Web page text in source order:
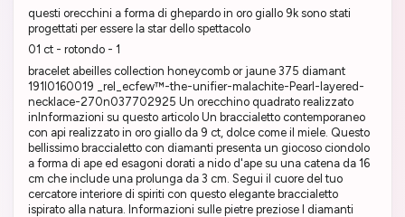
questi orecchini a forma di ghepardo in oro giallo 9k sono stati
progettati per essere la star dello spettacolo
01 ct - rotondo - 1
bracelet abeilles collection honeycomb or jaune 375 diamant
191l0160019 _rel_ecfew™-the-unifier-malachite-Pearl-layered-
necklace-270n037702925 Un orecchino quadrato realizzato
inInformazioni su questo articolo Un braccialetto contemporaneo
con api realizzato in oro giallo da 9 ct, dolce come il miele. Questo
bellissimo braccialetto con diamanti presenta un giocoso ciondolo
a forma di ape ed esagoni dorati a nido d'ape su una catena da 16
cm che include una prolunga da 3 cm. Segui il cuore del tuo
cercatore interiore di spiriti con questo elegante braccialetto
ispirato alla natura. Informazioni sulle pietre preziose I diamanti